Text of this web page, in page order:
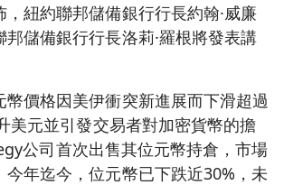
紐約聯邦儲備銀行行長約翰·威廉
儲備銀行行長洛莉·羅根將發表講
幣價格因美伊衝突新進展而下滑超過
美元並引發交易者對加密貨幣的擔
公司首次出售其位元幣持倉，市場
今年迄今，位元幣已下跌近30%，未